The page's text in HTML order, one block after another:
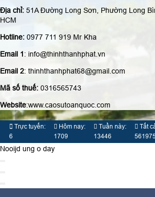
Địa chỉ: 51A Đường Long Sơn, Phường Long
HCM
Hotline: 0977 711 919 Mr Kha
Email 1: info@thinhthanhphat.vn
Email 2: thinhthanhphat68@gmail.com
Mã số thuế: 0316565743
Website:www.caosutoanquoc.com
Trực tuyến:
6
Hôm nay:
1709
Tuần này:
13446
Tất
Nooijd ung o day